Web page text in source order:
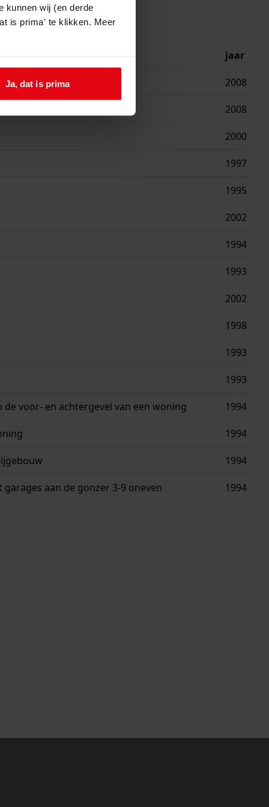
kunnen wij (en derde
is prima' te klikken. Meer
Ja, dat is prima
jaar
2008
2008
2000
1997
1995
2002
1994
1993
2002
1998
1993
1993
voor- en achtergevel van een woning 1994
1994
1994
aan de gonzer 3-9 oneven 1994